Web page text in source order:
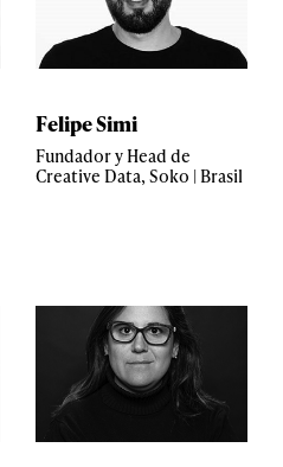
Felipe Simi
Fundador y Head de
Creative Data, Soko | Brasil